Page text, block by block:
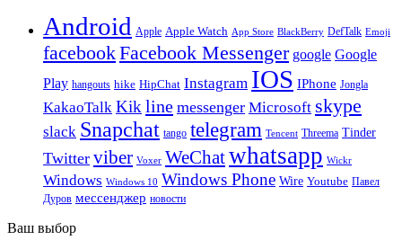
Android Apple Apple Watch App Store BlackBerry DefTalk Emoji
facebookFacebook Messenger google Google
Play hangouts hike HipChat Instagram IOS IPhone Jongla
KakaoTalk Kik line messenger Microsoft skype
slack Snapchat tango telegram Tencent Threema Tinder
Twitter viber Voxer WeChatwhatsapp Wickr
Windows Windows 10 Windows Phone Wire Youtube Павел
Дуров мессенджер новости
Ваш выбор